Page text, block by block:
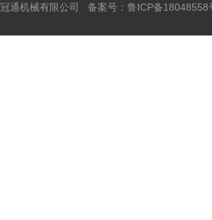
通机械有限公司 备案号： 鲁ICP备18048558